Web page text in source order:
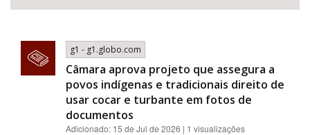
g1 - g1.globo.com
Câmara aprova projeto que assegura a
povos indígenas e tradicionais direito de
usar cocar e turbante em fotos de
documentos
Adicionado: 15 de Jul de 2026 | 1 visualizações